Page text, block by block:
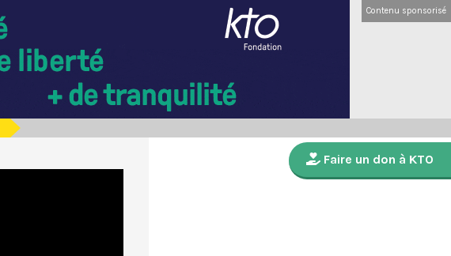
Contenu sponsorisé
Faire un don à KTO